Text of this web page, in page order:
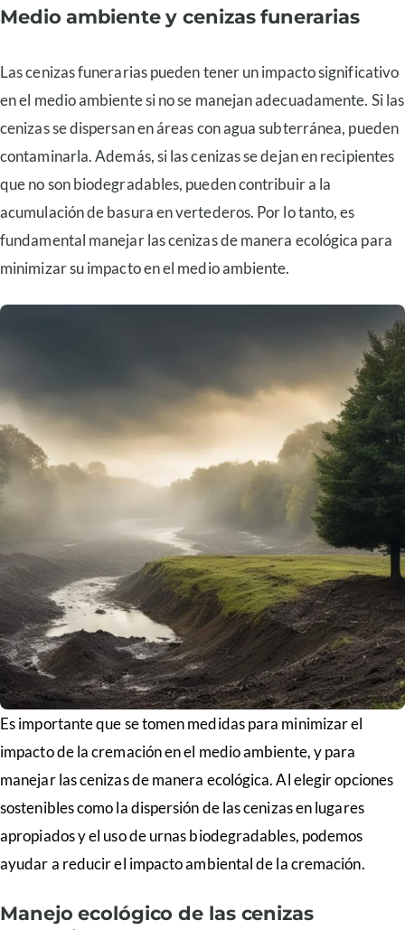
Medio ambiente y cenizas funerarias
Las cenizas funerarias pueden tener un impacto significativo
en el medio ambiente si no se manejan adecuadamente. Si las
cenizas se dispersan en áreas con agua subterránea, pueden
contaminarla. Además, si las cenizas se dejan en recipientes
que no son biodegradables, pueden contribuir a la
acumulación de basura en vertederos. Por lo tanto, es
fundamental manejar las cenizas de manera ecológica para
minimizar su impacto en el medio ambiente.
Es importante que se tomen medidas para minimizar el
impacto de la cremación en el medio ambiente, y para
manejar las cenizas de manera ecológica. Al elegir opciones
sostenibles como la dispersión de las cenizas en lugares
apropiados y el uso de urnas biodegradables, podemos
ayudar a reducir el impacto ambiental de la cremación.
Manejo ecológico de las cenizas